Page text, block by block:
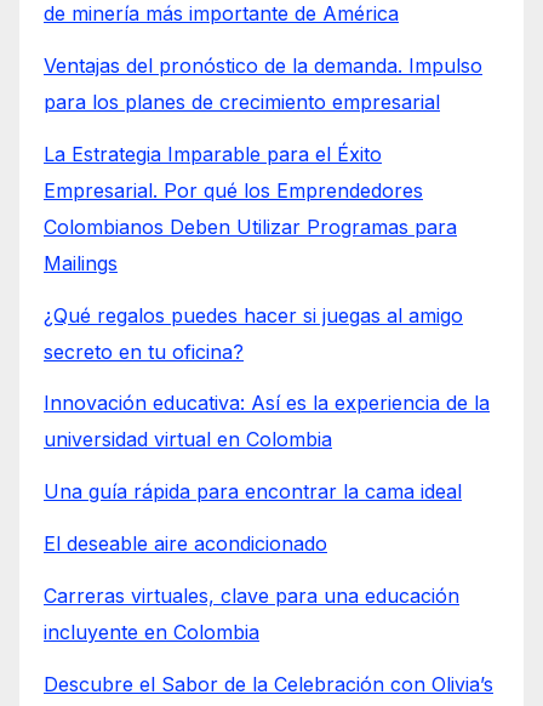
de minería más importante de América
Ventajas del pronóstico de la demanda. Impulso
para los planes de crecimiento empresarial
La Estrategia Imparable para el Éxito
Empresarial. Por qué los Emprendedores
Colombianos Deben Utilizar Programas para
Mailings
¿Qué regalos puedes hacer si juegas al amigo
secreto en tu oficina?
Innovación educativa: Así es la experiencia de la
universidad virtual en Colombia
Una guía rápida para encontrar la cama ideal
El deseable aire acondicionado
Carreras virtuales, clave para una educación
incluyente en Colombia
Descubre el Sabor de la Celebración con Olivia’s